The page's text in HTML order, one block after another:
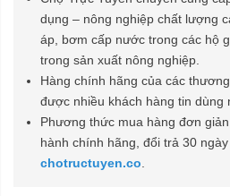
dụng – nông nghiệp chất lượng
áp, bơm cấp nước trong các hộ
trong sản xuất nông nghiệp.
Hàng chính hãng của các
được nhiều khách hàng tin dùng
Phương thức mua hàng đơn
hành chính hãng, đổi trả 30
chotructuyen.co